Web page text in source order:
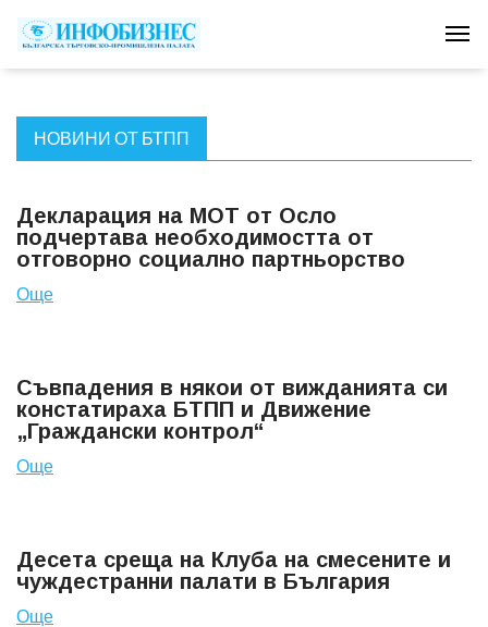
НОВИНИ ОТ БТПП
Декларация на МОТ от Осло
подчертава необходимостта от
отговорно социално партньорство
Още
Съвпадения в някои от вижданията си
констатираха БТПП и Движение
„Граждански контрол“
Още
Десета среща на Клуба на смесените и
чуждестранни палати в България
Още